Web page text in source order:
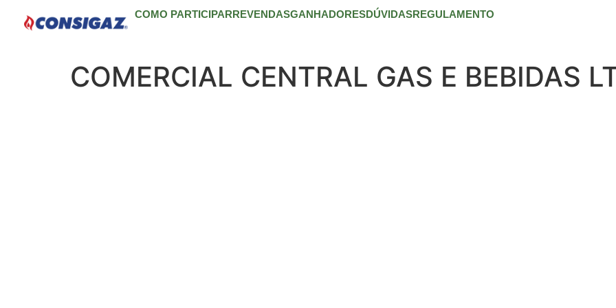
COMO PARTICIPARREVENDASGANHADORESDÚVIDASREGULAMENTO
COMERCIAL CENTRAL GAS E BEBIDAS